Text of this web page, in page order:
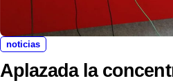
noticias
Aplazada la